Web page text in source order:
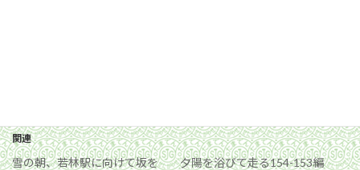
関連
雪の朝、若林駅に向けて坂を
夕陽を浴びて走る154-153編